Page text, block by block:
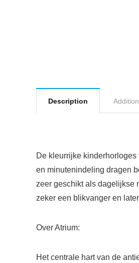
Description
De kleurrijke
en minutenindeling dragen
zeer geschikt als dagelijkse
zeker een blikvanger en
Over Atrium:
Het centrale hart van de